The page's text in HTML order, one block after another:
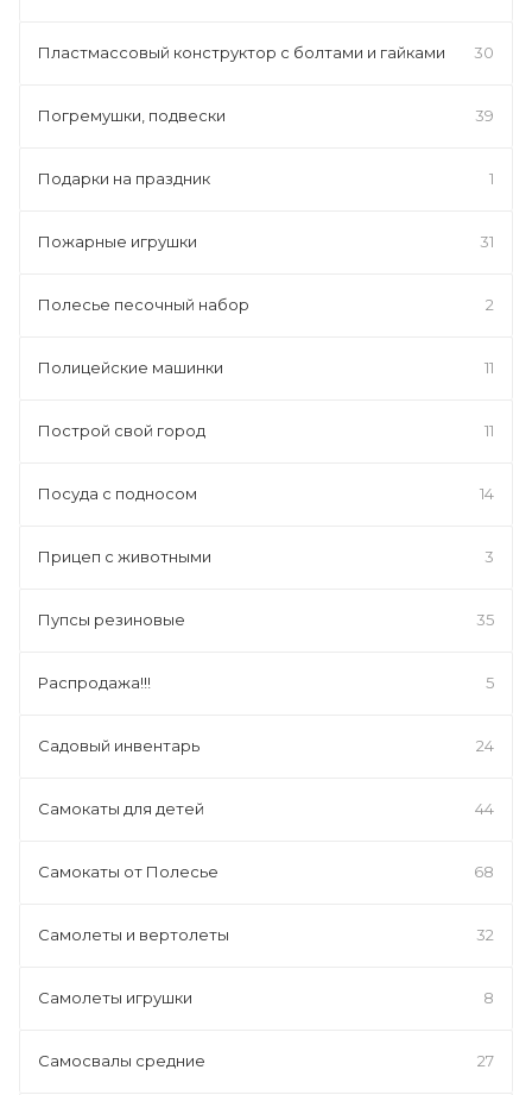
Пластмассовый конструктор с болтами и гайками 30
Погремушки, подвески 39
Подарки на праздник 1
Пожарные игрушки 31
Полесье песочный набор 2
Полицейские машинки 11
Построй свой город 11
Посуда с подносом 14
Прицеп с животными 3
Пупсы резиновые 35
Распродажа!!! 5
Садовый инвентарь 24
Самокаты для детей 44
Самокаты от Полесье 68
Самолеты и вертолеты 32
Самолеты игрушки 8
Самосвалы средние 27